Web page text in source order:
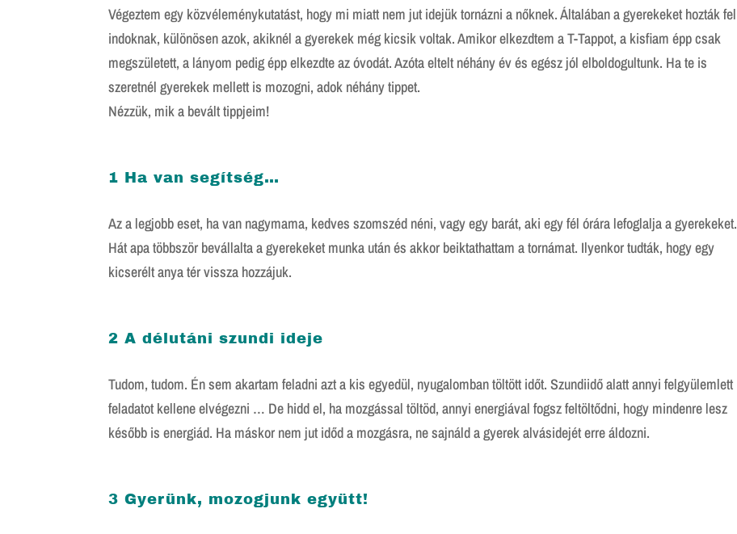
Végeztem egy közvéleménykutatást, hogy mi miatt nem jut idejük tornázni a nőknek. Általában a gyerekeket hozták fel
indoknak, különösen azok, akiknél a gyerekek még kicsik voltak. Amikor elkezdtem a T-Tappot, a kisfiam épp csak
megszületett, a lányom pedig épp elkezdte az óvodát. Azóta eltelt néhány év és egész jól elboldogultunk. Ha te is
szeretnél gyerekek mellett is mozogni, adok néhány tippet.
Nézzük, mik a bevált tippjeim!
1 Ha van segítség…
Az a legjobb eset, ha van nagymama, kedves szomszéd néni, vagy egy barát, aki egy fél órára lefoglalja a gyerekeket.
Hát apa többször bevállalta a gyerekeket munka után és akkor beiktathattam a tornámat. Ilyenkor tudták, hogy egy
kicserélt anya tér vissza hozzájuk.
2 A délutáni szundi ideje
Tudom, tudom. Én sem akartam feladni azt a kis egyedül, nyugalomban töltött időt. Szundiidő alatt annyi felgyülemlett
feladatot kellene elvégezni … De hidd el, ha mozgással töltöd, annyi energiával fogsz feltöltődni, hogy mindenre lesz
később is energiád. Ha máskor nem jut időd a mozgásra, ne sajnáld a gyerek alvásidejét erre áldozni.
3 Gyerünk, mozogjunk együtt!